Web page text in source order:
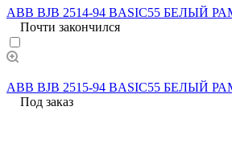
ABB BJB 2514-94 BASIC55 БЕЛЫЙ
Почти закончился
ABB BJB 2515-94 BASIC55 БЕЛЫЙ
Под заказ